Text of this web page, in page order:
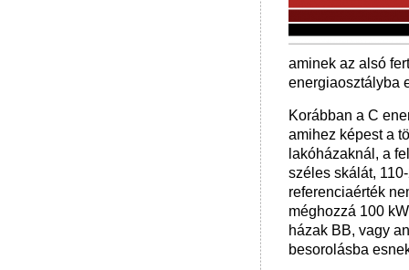
aminek az alsó
energiaosztályba
Korábban a C
amihez képest a
lakóházaknál, a
széles skálát,
referenciaérték
méghozzá 100
házak BB, vagy
besorolásba